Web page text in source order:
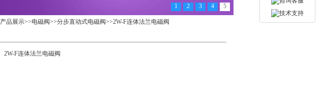
1 2 3 4 5
产品展示>>电磁阀>>分步直动式电磁阀>>2W-F连体法兰电磁阀
2W-F连体法兰电磁阀